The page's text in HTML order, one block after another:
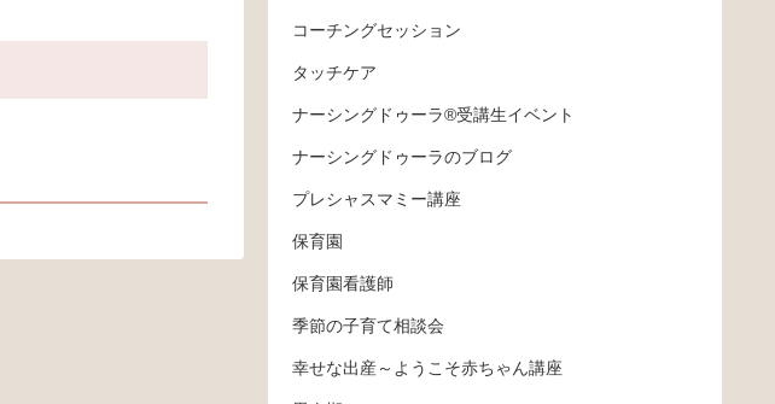
コーチングセッション
タッチケア
ナーシングドゥーラ®受講生イベント
ナーシングドゥーラのブログ
プレシャスマミー講座
保育園
保育園看護師
季節の子育て相談会
幸せな出産～ようこそ赤ちゃん講座